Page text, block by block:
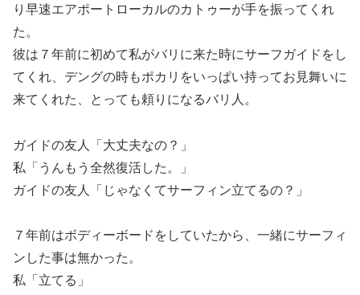
り早速エアポートローカルのカトゥーが手を振ってくれ
た。
彼は７年前に初めて私がバリに来た時にサーフガイドをし
てくれ、デングの時もポカリをいっぱい持ってお見舞いに
来てくれた、とっても頼りになるバリ人。
ガイドの友人「大丈夫なの？」
私「うんもう全然復活した。」
ガイドの友人「じゃなくてサーフィン立てるの？」
７年前はボディーボードをしていたから、一緒にサーフィ
ンした事は無かった。
私「立てる」